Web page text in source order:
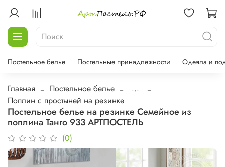
Постельное белье Постельные принадлежности Одеяла и
Главная Постельное белье
...
Поплин с простыней на резинке
Постельное белье на резинке Семейное из
поплина Танго 933 АРТПОСТЕЛЬ
(0)